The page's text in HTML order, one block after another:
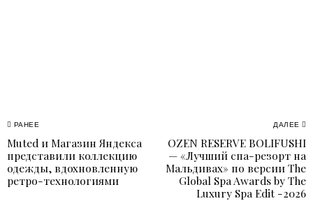
Навигация
по
записям
РАНЕЕ
Previous
post:
Muted и Магазин Яндекса
представили коллекцию
одежды, вдохновленную
ретро-технологиями
ДАЛЕЕ
OZEN RESERVE BOLIFUSHI
— «Лучший спа-резорт на
Мальдивах» по версии The
Global Spa Awards by The
Luxury Spa Edit -2026